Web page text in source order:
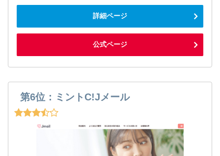
詳細ページ
公式ページ
第6位：ミントC!Jメール